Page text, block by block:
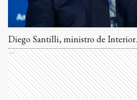
Diego Santilli, ministro de Interior.
Ads